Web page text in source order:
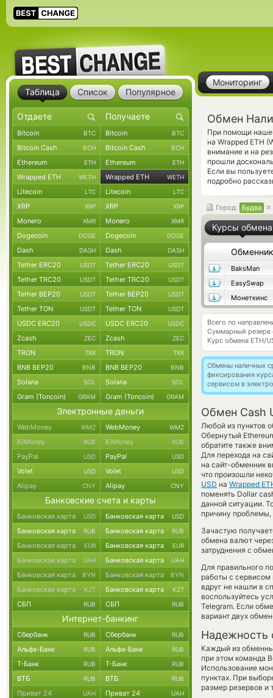
Мониторинг
Обмен
При помощи
на Wrapped ETH
внимание и на
прошли
Если вы
подробно
Город: Будва
Курсы обмена
Обменник
BaksMan
EasySwap
Монеткинс
Всего по
Суммарный резерв
Курс обмена ETH/
Обмены наличных
фиксирования
сервисом в
Обмен Cash
Любой из пунктов
Обернутый
обратите также
Для перехода на
на сайт-обменник
что произошли
USD на Wrapped
поменять Dollar
данной ситуации.
причину
Зачастую
обмена валют
затруднения с
Для правильного
работы с
вдруг не нашли в
воспользуйтесь
Telegram. Если
вариант двух
Надежность
Каждый из
при этом команда
Использование
пунктах. При
размер резервов и
Таблица Список Популярное
Bitcoin BTC Bitcoin BTC
Bitcoin Cash BCH Bitcoin Cash BCH
Ethereum ETH Ethereum ETH
Wrapped ETH WETH Wrapped ETH WETH
Litecoin LTC Litecoin LTC
XRP XRP XRP XRP
Monero XMR Monero XMR
Dogecoin DOGE Dogecoin DOGE
Dash DASH Dash DASH
Tether ERC20 USDT Tether ERC20 USDT
Tether TRC20 USDT Tether TRC20 USDT
Tether BEP20 USDT Tether BEP20 USDT
Tether TON USDT Tether TON USDT
USDC ERC20 USDC USDC ERC20 USDC
Zcash ZEC Zcash ZEC
TRON TRX TRON TRX
BNB BEP20 BNB BNB BEP20 BNB
Solana SOL Solana SOL
Gram (Toncoin) GRAM Gram (Toncoin) GRAM
Электронные деньги
WebMoney WMZ WebMoney WMZ
ЮMoney RUB ЮMoney RUB
PayPal USD PayPal USD
Volet USD Volet USD
Alipay CNY Alipay CNY
Банковские счета и карты
Банковская карта USD Банковская карта USD
Банковская карта RUB Банковская карта RUB
Банковская карта EUR Банковская карта EUR
Банковская карта UAH Банковская карта UAH
Банковская карта BYN Банковская карта BYN
Банковская карта KZT Банковская карта KZT
СБП RUB СБП RUB
Интернет-банкинг
Сбербанк RUB Сбербанк RUB
Альфа-Банк RUB Альфа-Банк RUB
Т-Банк RUB Т-Банк RUB
ВТБ RUB ВТБ RUB
Приват 24 UAH Приват 24 UAH